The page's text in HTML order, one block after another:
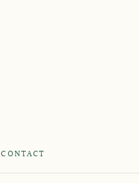
CONTACT